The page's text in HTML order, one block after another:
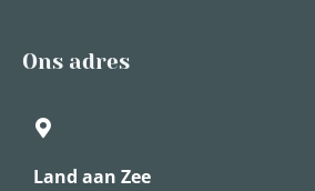
Ons adres
Land aan Zee